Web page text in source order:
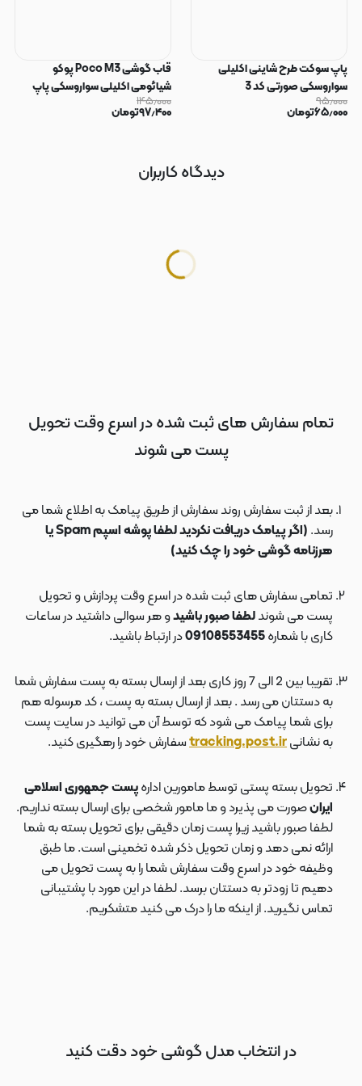
پاپ سوکت طرح شاینی اکلیلی
سواروسکی صورتی کد 3
۹۵٫۰۰۰
۶۵٫۰۰۰تومان
قاب گوشی Poco M3 پوکو
شیائومی اکلیلی سواروسکی پاپ
سوکت دار محافظ لنز دار صورتی کد
۱۴۵٫۰۰۰
۹۷٫۴۰۰تومان
دیدگاه کاربران
تمام سفارش های ثبت شده در اسرع وقت تحویل
پست می شوند
بعد از ثبت سفارش روند سفارش از طریق پیامک به اطلاع شما می
رسد.
(اگر پیامک دریافت نکردید لطفا پوشه اسپم Spam یا
هرزنامه گوشی خود را چک کنید)
تمامی سفارش های ثبت شده در اسرع وقت پردازش و تحویل
پست می شوندلطفا صبور باشیدو هر سوالی داشتید در ساعات
کاری با شماره
در ارتباط باشید.
تقریبا بین 2 الی 7 روز کاری بعد از ارسال بسته به پست سفارش شما
به دستتان می رسد . بعد از ارسال بسته به پست ، کد مرسوله هم
برای شما پیامک می شود که توسط آن می توانید در سایت پست
به نشانیtracking.post.irسفارش خود را رهگیری کنید.
تحویل بسته پستی توسط مامورین ادارهپست جمهوری اسلامی
ایرانصورت می پذیرد و ما مامور شخصی برای ارسال بسته نداریم.
لطفا صبور باشید زیرا پست زمان دقیقی برای تحویل بسته به شما
ارائه نمی دهد و زمان تحویل ذکر شده تخمینی است. ما طبق
وظیفه خود در اسرع وقت سفارش شما را به پست تحویل می
دهیم تا زودتر به دستتان برسد. لطفا در این مورد با پشتیبانی
تماس نگیرید. از اینکه ما را درک می کنید متشکریم.
در انتخاب مدل گوشی خود دقت کنید